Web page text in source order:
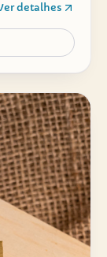
detalhes